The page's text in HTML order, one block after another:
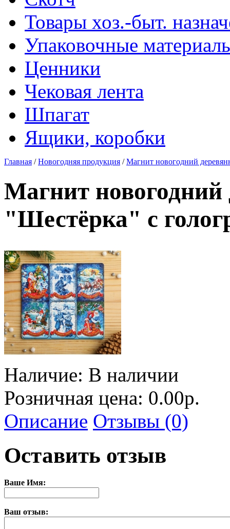
Товары хоз.-быт.
Упаковочные
Ценники
Чековая лента
Шпагат
Ящики, коробки
Главная /Новогодняя продукция /Магнит новогодний
Магнит
"Шестёрка" с
Наличие: В наличии
Розничная цена: 0.00р.
Описание Отзывы (0)
Оставить отзыв
Ваше Имя:
Ваш отзыв: